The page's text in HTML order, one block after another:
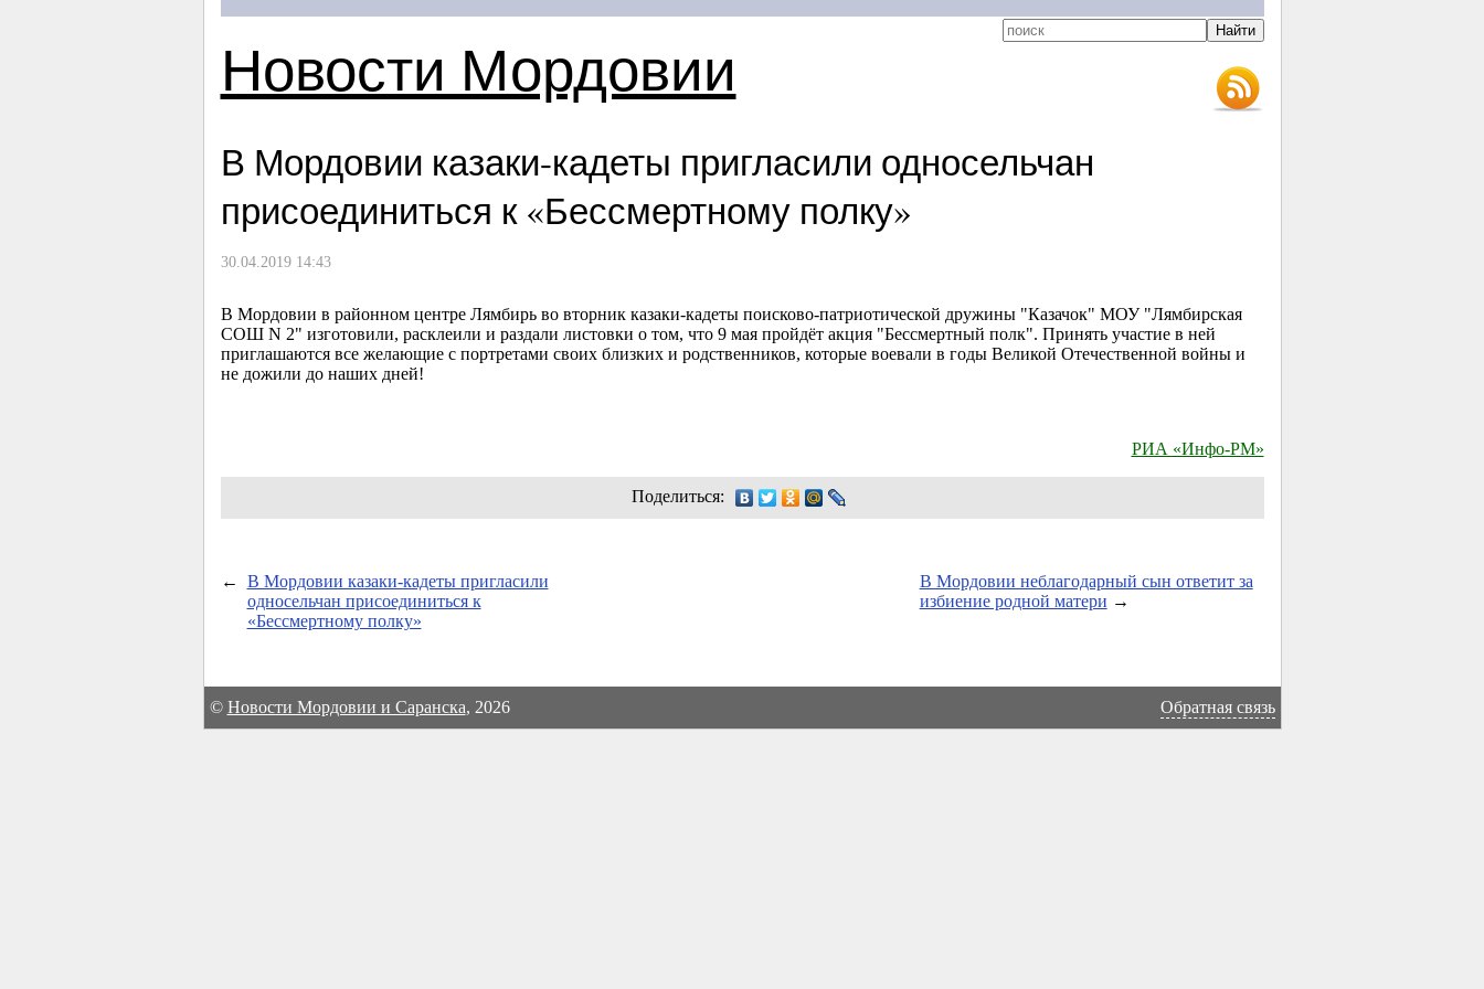
Новости Мордовии
В Мордовии казаки-кадеты пригласили односельчан
присоединиться к «Бессмертному полку»
30.04.2019 14:43
В Мордовии в районном центре Лямбирь во вторник казаки-кадеты поисково-патриотической дружины "Казачок" МОУ "Лямбирская
СОШ N 2" изготовили, расклеили и раздали листовки о том, что 9 мая пройдёт акция "Бессмертный полк". Принять участие в ней
приглашаются все желающие с портретами своих близких и родственников, которые воевали в годы Великой Отечественной войны и
не дожили до наших дней!
РИА «Инфо-РМ»
Поделиться:
←
В Мордовии казаки-кадеты пригласили
односельчан присоединиться к
«Бессмертному полку»
В Мордовии неблагодарный сын ответит за
избиение родной матери →
© Новости Мордовии и Саранска, 2026 Обратная связь